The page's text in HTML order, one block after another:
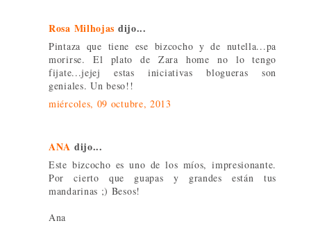
Rosa Milhojas dijo...
Pintaza que tiene ese bizcocho y de nutella...pa
morirse. El plato de Zara home no lo tengo
fijate...jejej estas iniciativas blogueras son
geniales. Un beso!!
miércoles, 09 octubre, 2013
ANA dijo...
Este bizcocho es uno de los míos, impresionante.
Por cierto que guapas y grandes están tus
mandarinas ;) Besos!
Ana